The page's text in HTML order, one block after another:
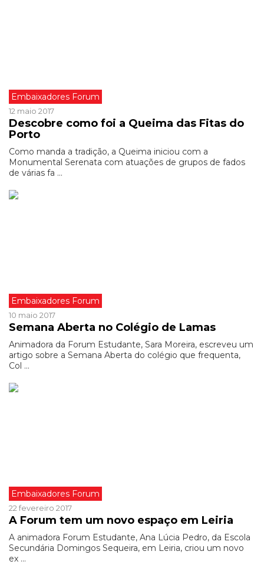
Embaixadores Forum
12 maio 2017
Descobre como foi a Queima das Fitas do
Porto
Como manda a tradição, a Queima iniciou com a
Monumental Serenata com atuações de grupos de fados
de várias fa ...
Embaixadores Forum
10 maio 2017
Semana Aberta no Colégio de Lamas
Animadora da Forum Estudante, Sara Moreira, escreveu um
artigo sobre a Semana Aberta do colégio que frequenta,
Col ...
Embaixadores Forum
22 fevereiro 2017
A Forum tem um novo espaço em Leiria
A animadora Forum Estudante, Ana Lúcia Pedro, da Escola
Secundária Domingos Sequeira, em Leiria, criou um novo
ex ...